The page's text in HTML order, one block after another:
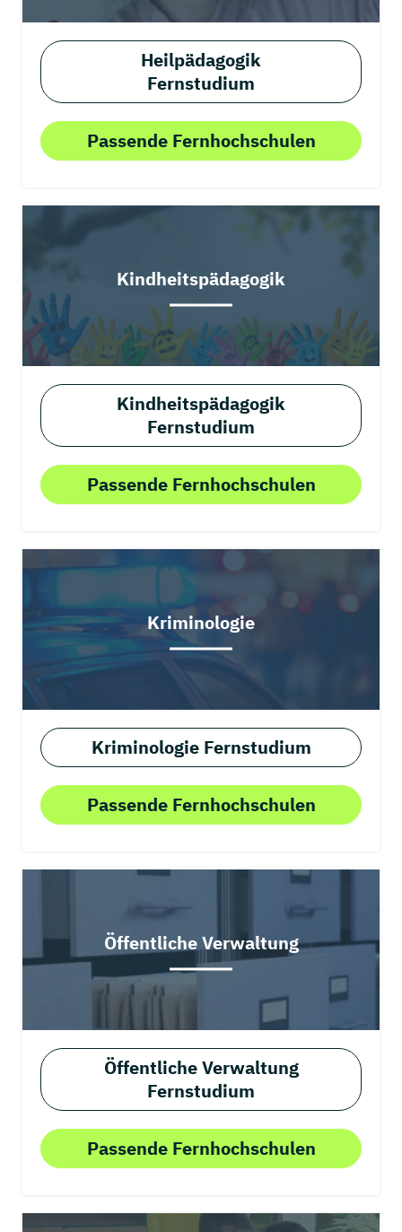
Heilpädagogik
Fernstudium
Passende Fernhochschulen
Kindheitspädagogik
Kindheitspädagogik
Fernstudium
Passende Fernhochschulen
Kriminologie
Kriminologie Fernstudium
Passende Fernhochschulen
Öffentliche Verwaltung
Öffentliche Verwaltung
Fernstudium
Passende Fernhochschulen